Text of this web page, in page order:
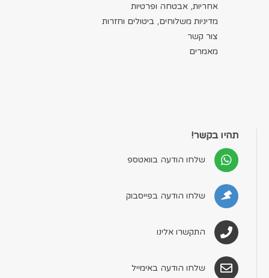
אחריות, אבטחה ופרטיות
מדיניות משלוחים, ביטולים וחזרות
צור קשר
מאמרים
תהיו בקשר!
שלחו הודעה בוואטספ
שלחו הודעה בפייסבוק
התקשרו אלינו
שלחו הודעה באימייל